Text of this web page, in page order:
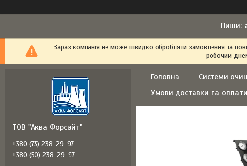
Пиши:
Зараз компанія не може швидко обробляти замовлення та
робочим
Головна Системи
Умови доставки та оплати
ТОВ "Аква Форсайт"
+380 (73) 238-29-97
+380 (50) 238-29-97